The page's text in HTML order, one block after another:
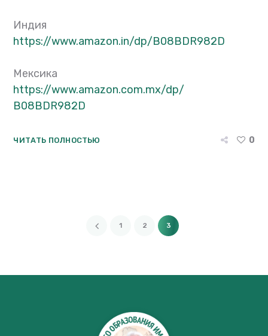
Индия
https://www.amazon.in/dp/B08BDR982D
Мексика
https://www.amazon.com.mx/dp/
B08BDR982D
ЧИТАТЬ ПОЛНОСТЬЮ 0
1 2 3